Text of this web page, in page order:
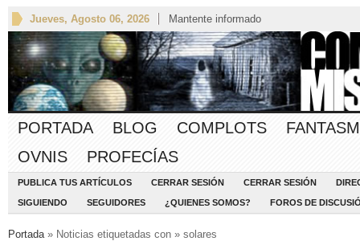
Jueves, Agosto 06, 2026 Mantente informado
PORTADA BLOG COMPLOTS
OVNIS
PROFECÍAS
PUBLICA TUS ARTÍCULOS CERRAR SESIÓN CERRAR SESIÓN
SIGUIENDO SEGUIDORES ¿QUIENES SOMOS? FOROS DE
Portada » Noticias etiquetadas con » solares